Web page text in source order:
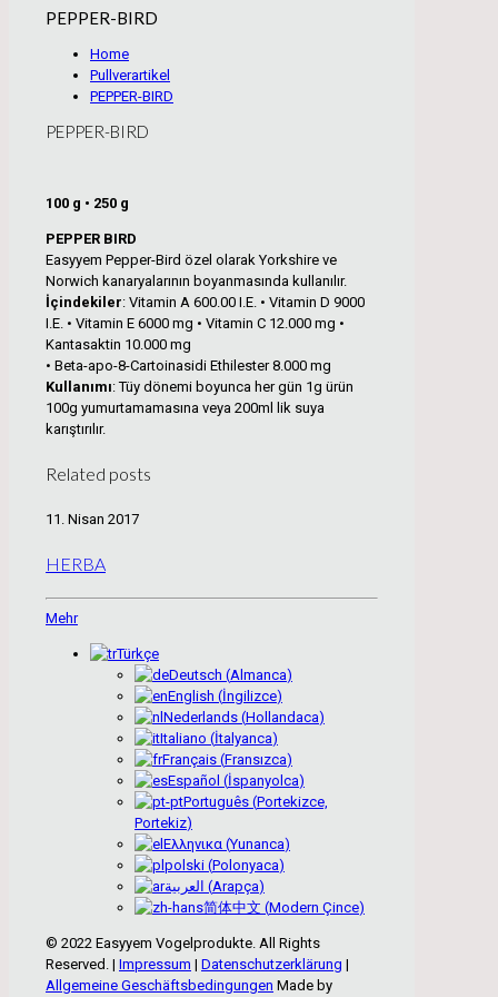
PEPPER-BIRD
Home
Pullverartikel
PEPPER-BIRD
PEPPER-BIRD
100 g • 250 g
PEPPER BIRD
Easyyem Pepper-Bird özel olarak Yorkshire ve
Norwich kanaryalarının boyanmasında kullanılır.
İçindekiler: Vitamin A 600.00 I.E. • Vitamin D 9000
I.E. • Vitamin E 6000 mg • Vitamin C 12.000 mg •
Kantasaktin 10.000 mg
• Beta-apo-8-Cartoinasidi Ethilester 8.000 mg
Kullanımı: Tüy dönemi boyunca her gün 1g ürün
100g yumurtamamasına veya 200ml lik suya
karıştırılır.
Related posts
11. Nisan 2017
HERBA
Mehr
Türkçe
Deutsch (Almanca)
English (İngilizce)
Nederlands (Hollandaca)
Italiano (İtalyanca)
Français (Fransızca)
Español (İspanyolca)
Português (Portekizce,
Portekiz)
Ελληνικα (Yunanca)
polski (Polonyaca)
العربية (Arapça)
简体中文 (Modern Çince)
© 2022 Easyyem Vogelprodukte. All Rights
Reserved. | Impressum | Datenschutzerklärung |
Allgemeine Geschäftsbedingungen Made by